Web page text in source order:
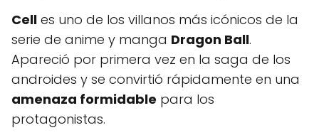
Cell es uno de los villanos más icónicos de la
serie de anime y manga Dragon Ball.
Apareció por primera vez en la saga de los
androides y se convirtió rápidamente en una
amenaza formidable para los
protagonistas.